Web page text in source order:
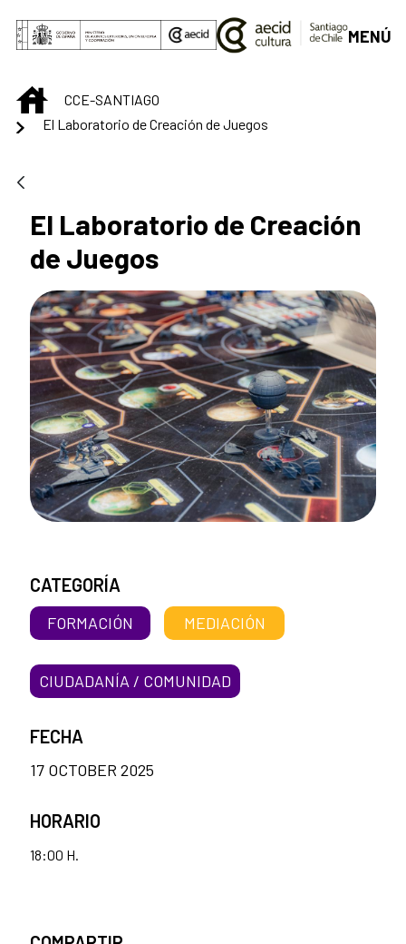
Skip to Main Content
MENÚ
INICIOCCE-SANTIAGO
El Laboratorio de Creación de Juegos
El Laboratorio de Creación
de Juegos
CATEGORÍA
FORMACIÓN MEDIACIÓN
CIUDADANÍA / COMUNIDAD
FECHA
17 OCTOBER 2025
HORARIO
18:00 H.